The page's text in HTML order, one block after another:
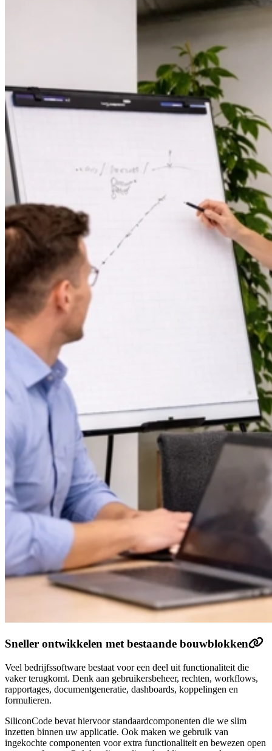
Sneller ontwikkelen met bestaande bouwblokken
Veel bedrijfssoftware bestaat voor een deel uit functionaliteit die
vaker terugkomt. Denk aan gebruikersbeheer, rechten, workflows,
rapportages, documentgeneratie, dashboards, koppelingen en
formulieren.
SiliconCode bevat hiervoor standaardcomponenten die we slim
inzetten binnen uw applicatie. Ook maken we gebruik van
ingekochte componenten voor extra functionaliteit en bewezen open